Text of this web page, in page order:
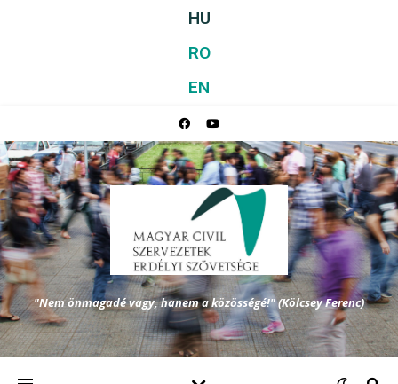
HU
RO
EN
"Nem önmagadé vagy, hanem a közösségé!" (Kölcsey Ferenc)